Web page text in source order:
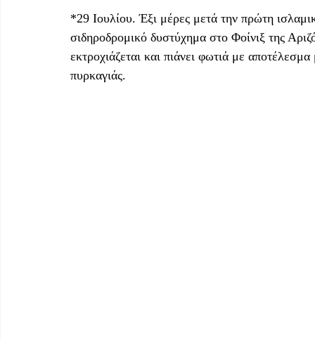
*29 Ιουλίου. Έξι μέρες μετά την πρώτη
σιδηροδρομικό δυστύχημα στο Φοίνιξ της
εκτροχιάζεται και πιάνει φωτιά με
πυρκαγιάς.